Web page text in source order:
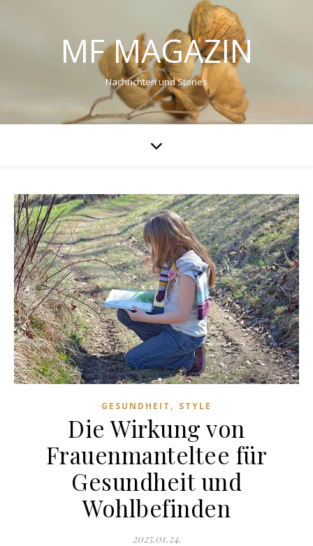
MF MAGAZIN
Nachrichten und Stories
GESUNDHEIT , STYLE
Die Wirkung von
Frauenmanteltee für
Gesundheit und
Wohlbefinden
2025.01.24.